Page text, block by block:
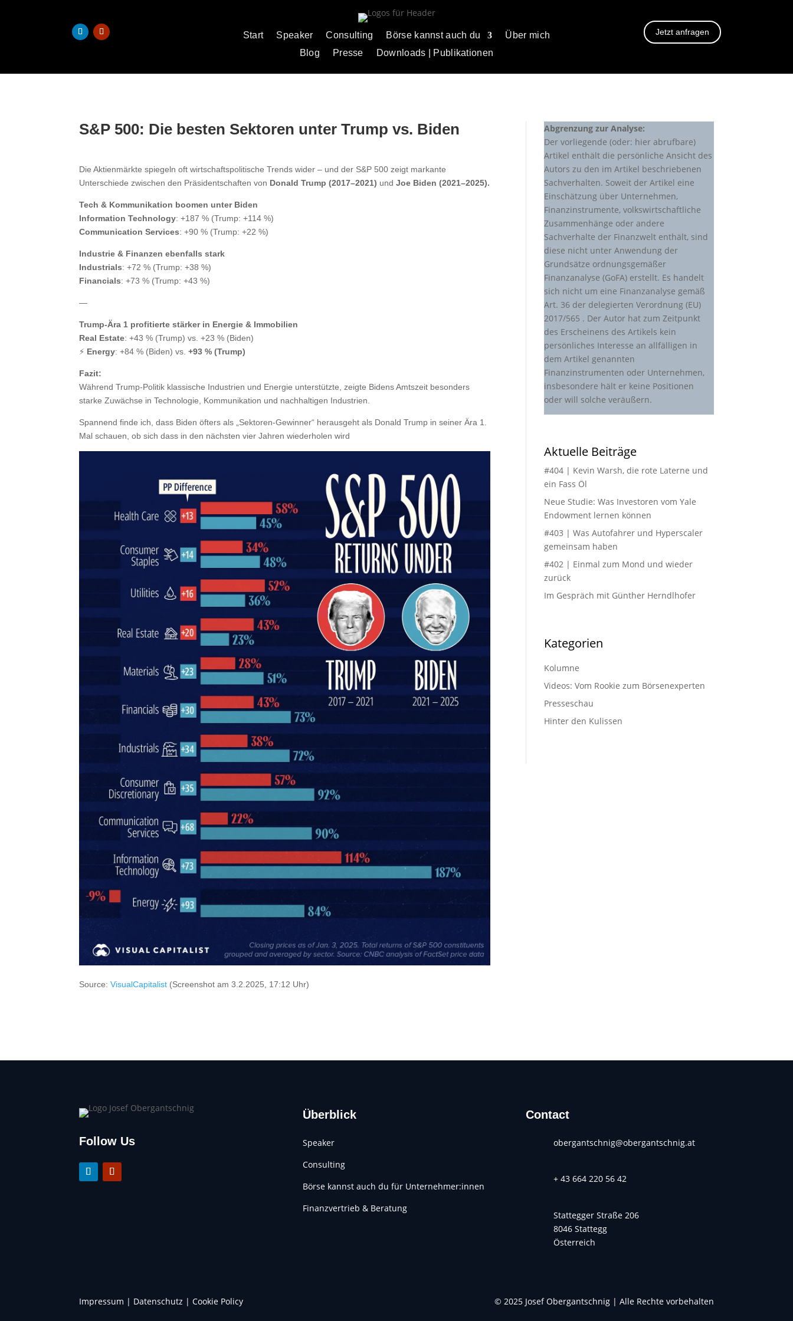
Start Speaker Consulting Börse kannst auch du
Über mich
Blog
Presse Downloads | Publikationen
Jetzt anfragen
S&P 500: Die besten Sektoren unter Trump vs. Biden
Die Aktienmärkte spiegeln oft wirtschaftspolitische Trends wider – und der S&P 500 zeigt markante
Unterschiede zwischen den Präsidentschaften von Donald Trump (2017–2021) undJoe Biden (2021–2025).
Tech & Kommunikation boomen unter Biden
Information Technology: +187 % (Trump: +114 %)
Communication Services: +90 % (Trump: +22 %)
Industrie & Finanzen ebenfalls stark
Industrials: +72 % (Trump: +38 %)
Financials: +73 % (Trump: +43 %)
—
Trump-Ära 1 profitierte stärker in Energie & Immobilien
Real Estate: +43 % (Trump) vs. +23 % (Biden)
⚡ Energy: +84 % (Biden) vs.+93 % (Trump)
Fazit:
Während Trump-Politik klassische Industrien und Energie unterstützte, zeigte Bidens Amtszeit besonders
starke Zuwächse in Technologie, Kommunikation und nachhaltigen Industrien.
Spannend finde ich, dass Biden öfters als „Sektoren-Gewinner“ herausgeht als Donald Trump in seiner Ära 1.
Mal schauen, ob sich dass in den nächsten vier Jahren wiederholen wird
Source:VisualCapitalist (Screenshot am 3.2.2025, 17:12 Uhr)
Abgrenzung zur Analyse:
Der vorliegende (oder: hier abrufbare)
Artikel enthält die persönliche Ansicht des
Autors zu den im Artikel beschriebenen
Sachverhalten. Soweit der Artikel eine
Einschätzung über Unternehmen,
Finanzinstrumente, volkswirtschaftliche
Zusammenhänge oder andere
Sachverhalte der Finanzwelt enthält, sind
diese nicht unter Anwendung der
Grundsätze ordnungsgemäßer
Finanzanalyse (GoFA) erstellt. Es handelt
sich nicht um eine Finanzanalyse gemäß
Art. 36 der delegierten Verordnung (EU)
2017/565 . Der Autor hat zum Zeitpunkt
des Erscheinens des Artikels kein
persönliches Interesse an allfälligen in
dem Artikel genannten
Finanzinstrumenten oder Unternehmen,
insbesondere hält er keine Positionen
oder will solche veräußern.
Aktuelle Beiträge
#404 | Kevin Warsh, die rote Laterne und
ein Fass Öl
Neue Studie: Was Investoren vom Yale
Endowment lernen können
#403 | Was Autofahrer und Hyperscaler
gemeinsam haben
#402 | Einmal zum Mond und wieder
zurück
Im Gespräch mit Günther Herndlhofer
Kategorien
Kolumne
Videos: Vom Rookie zum Börsenexperten
Presseschau
Hinter den Kulissen
Follow Us
Überblick
Speaker
Consulting
Börse kannst auch du für Unternehmer:innen
Finanzvertrieb & Beratung
Contact
obergantschnig@obergantschnig.at
+ 43 664 220 56 42
Stattegger Straße 206
8046 Stattegg
Österreich
Impressum | Datenschutz |Cookie Policy © 2025 Josef Obergantschnig | Alle Rechte vorbehalten